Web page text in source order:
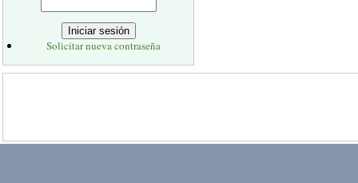
Solicitar nueva contraseña